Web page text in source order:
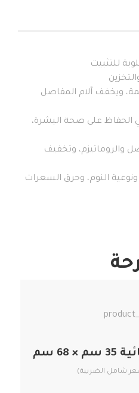
للتثبيت
ويخفف آلام المفاصل
الحفاظ على صحة البشرة،
والروماتيزم، وتخفيف
النوم، وحرق السعرات
سم
شامل الضريبة)